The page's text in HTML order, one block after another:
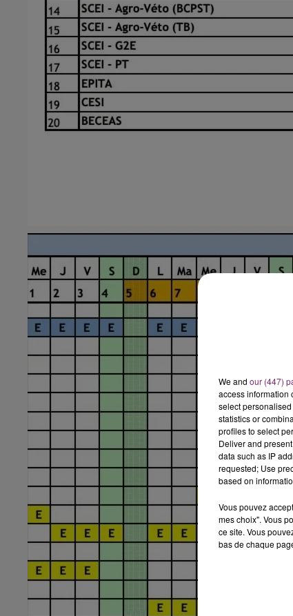
We and our (447)
access information
select
statistics or
profiles to select
Deliver and
data such as IP
requested; Use
based on
Vous pouvez
mes choix". Vous
ce site. Vous
bas de chaque